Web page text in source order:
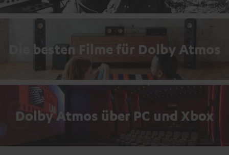
Die besten Filme für Dolby Atmos
Dolby Atmos über PC und Xbox